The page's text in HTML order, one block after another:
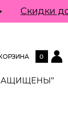
0
Скидки до